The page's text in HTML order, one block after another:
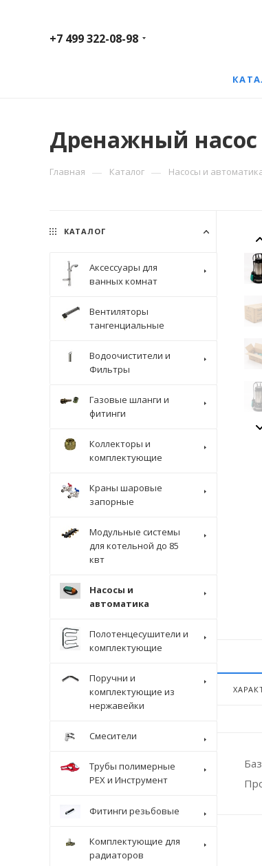
+7 499 322-08-98
Дренажный насос
Главная — Каталог — Насосы и
КАТАЛОГ
Аксессуары для
ванных комнат
Вентиляторы
тангенциальные
Водоочистители и
Фильтры
Газовые шланги и
фитинги
Коллекторы и
комплектующие
Краны шаровые
запорные
Модульные системы
для котельной до 85
квт
Насосы и
автоматика
Полотенцесушители и
комплектующие
Поручни и
комплектующие из
нержавейки
Смесители
Трубы полимерные
PEX и Инструмент
Фитинги резьбовые
Комплектующие для
радиаторов